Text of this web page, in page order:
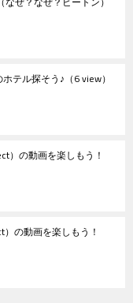
テル探そう♪ （6 view）
）の動画を楽しもう！
の動画を楽しもう！